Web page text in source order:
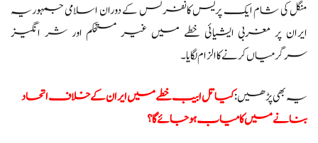
منگل کی شام ایک پریس کانفرنس کے دوران اسلامی جمہوریہ
ایران پر مغربی ایشیائی خطے میں غیر مستحکم اور شر انگیز
سرگرمیاں کرنے کا الزام لگایا۔
یہ بھی پڑھیں:کیا تل ابیب خطے میں ایران کے خلاف اتحاد
بنانے میں کامیاب ہو جائے گا؟